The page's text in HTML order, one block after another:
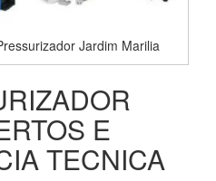
Jardim Marilia
E
TECNICA